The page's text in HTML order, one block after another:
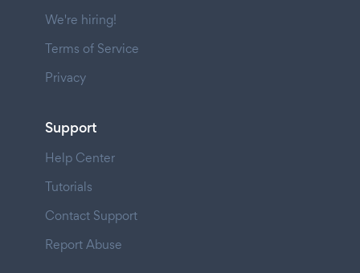
We're hiring!
Terms of Service
Privacy
Support
Help Center
Tutorials
Contact Support
Report Abuse